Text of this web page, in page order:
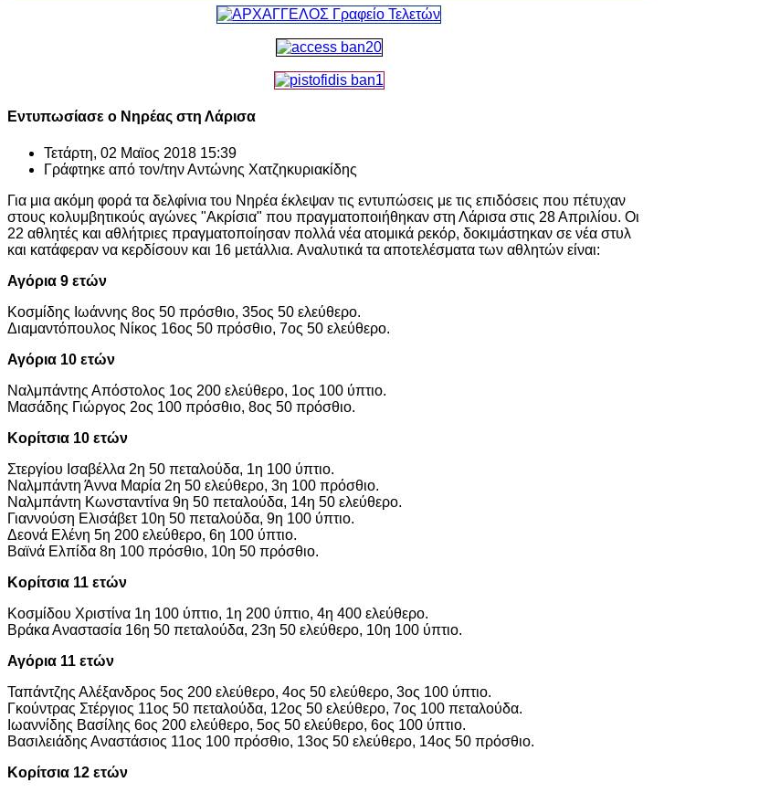
Εντυπωσίασε ο Νηρέας στη Λάρισα
Τετάρτη, 02 Μαϊος 2018 15:39
Γράφτηκε από τον/τηνΑντώνης Χατζηκυριακίδης
Για μια ακόμη φορά τα δελφίνια του Νηρέα έκλεψαν τις εντυπώσεις με τις επιδόσεις που πέτυχαν
στους κολυμβητικούς αγώνες "Ακρίσια" που πραγματοποιήθηκαν στη Λάρισα στις 28 Απριλίου. Οι
22 αθλητές και αθλήτριες πραγματοποίησαν πολλά νέα ατομικά ρεκόρ, δοκιμάστηκαν σε νέα στυλ
και κατάφεραν να κερδίσουν και 16 μετάλλια. Αναλυτικά τα αποτελέσματα των αθλητών είναι:
Αγόρια 9 ετών
Κοσμίδης Ιωάννης 8ος 50 πρόσθιο, 35ος 50 ελεύθερο.
Διαμαντόπουλος Νίκος 16ος 50 πρόσθιο, 7ος 50 ελεύθερο.
Αγόρια 10 ετών
Ναλμπάντης Απόστολος 1ος 200 ελεύθερο, 1ος 100 ύπτιο.
Μασάδης Γιώργος 2ος 100 πρόσθιο, 8ος 50 πρόσθιο.
Κορίτσια 10 ετών
Στεργίου Ισαβέλλα 2η 50 πεταλούδα, 1η 100 ύπτιο.
Ναλμπάντη Άννα Μαρία 2η 50 ελεύθερο, 3η 100 πρόσθιο.
Ναλμπάντη Κωνσταντίνα 9η 50 πεταλούδα, 14η 50 ελεύθερο.
Γιαννούση Ελισάβετ 10η 50 πεταλούδα, 9η 100 ύπτιο.
Δεονά Ελένη 5η 200 ελεύθερο, 6η 100 ύπτιο.
Βαϊνά Ελπίδα 8η 100 πρόσθιο, 10η 50 πρόσθιο.
Κορίτσια 11 ετών
Κοσμίδου Χριστίνα 1η 100 ύπτιο, 1η 200 ύπτιο, 4η 400 ελεύθερο.
Βράκα Αναστασία 16η 50 πεταλούδα, 23η 50 ελεύθερο, 10η 100 ύπτιο.
Αγόρια 11 ετών
Ταπάντζης Αλέξανδρος 5ος 200 ελεύθερο, 4ος 50 ελεύθερο, 3ος 100 ύπτιο.
Γκούντρας Στέργιος 11ος 50 πεταλούδα, 12ος 50 ελεύθερο, 7ος 100 πεταλούδα.
Ιωαννίδης Βασίλης 6ος 200 ελεύθερο, 5ος 50 ελεύθερο, 6ος 100 ύπτιο.
Βασιλειάδης Αναστάσιος 11ος 100 πρόσθιο, 13ος 50 ελεύθερο, 14ος 50 πρόσθιο.
Κορίτσια 12 ετών